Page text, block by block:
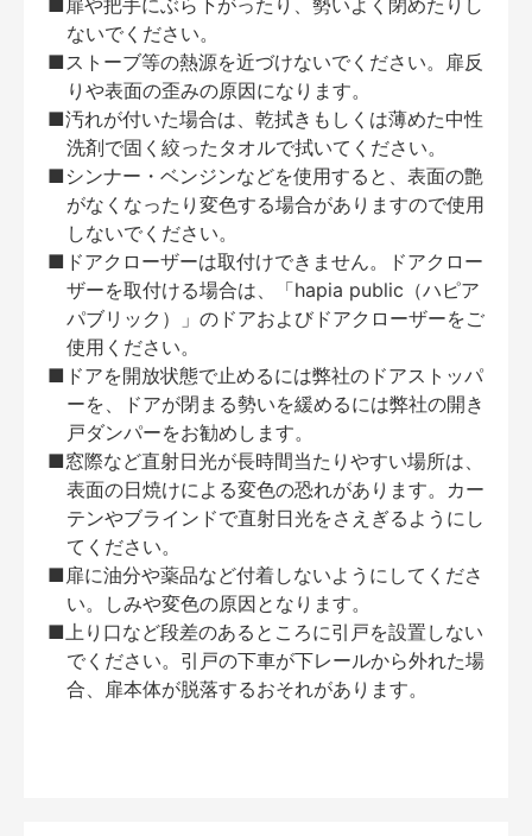
■扉や把手にぶら下がったり、勢いよく閉めたりし
ないでください。
■ストーブ等の熱源を近づけないでください。扉反
りや表面の歪みの原因になります。
■汚れが付いた場合は、乾拭きもしくは薄めた中性
洗剤で固く絞ったタオルで拭いてください。
■シンナー・ベンジンなどを使用すると、表面の艶
がなくなったり変色する場合がありますので使用
しないでください。
■ドアクローザーは取付けできません。ドアクロー
ザーを取付ける場合は、「hapia public（ハピア
パブリック）」のドアおよびドアクローザーをご
使用ください。
■ドアを開放状態で止めるには弊社のドアストッパ
ーを、ドアが閉まる勢いを緩めるには弊社の開き
戸ダンパーをお勧めします。
■窓際など直射日光が長時間当たりやすい場所は、
表面の日焼けによる変色の恐れがあります。カー
テンやブラインドで直射日光をさえぎるようにし
てください。
■扉に油分や薬品など付着しないようにしてくださ
い。しみや変色の原因となります。
■上り口など段差のあるところに引戸を設置しない
でください。引戸の下車が下レールから外れた場
合、扉本体が脱落するおそれがあります。